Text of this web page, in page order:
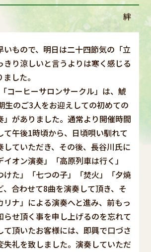
絆
もので、明日は二十四節気の「立
きり涼しいと言うよりは寒く感じる
した。
コーヒーサロンサークル」は、鯱
生のご3人をお迎えしての初めての
」がありました。通常より開催時間
て午後1時頃から、日頃唄い馴れて
していただき、その後、長谷川氏に
オン演奏」「高原列車は行く」
けた」「七つの子」「焚火」「夕焼
、合わせて8曲を演奏して頂き、そ
リナ」による演奏へと進み、前もっ
らせ頂く事を申し上げるのを忘れて
て頂いたお客様には、即興で口づさ
失礼を致しました。演奏していただ